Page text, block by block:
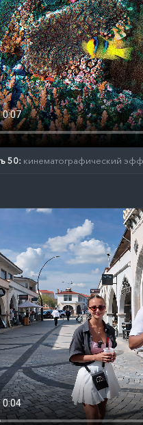
50: кинематографический